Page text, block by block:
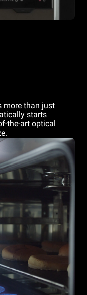
more than just
starts
the-art optical